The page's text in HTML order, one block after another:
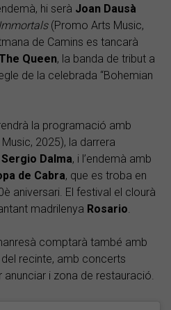
hi serà Joan Dausà
Immortals(Promo Arts Music,
de Camins es tancarà
Queen, la banda de tribut a
de la celebrada “Bohemian
la programació amb
2025), la darrera
Sergio Dalma, i l’endemà amb
de Cabra, que es troba en
aniversari. El festival el clourà
madrilenya Rosario.
comptarà també amb
recinte, amb concerts
anunciar i zona de restauració.